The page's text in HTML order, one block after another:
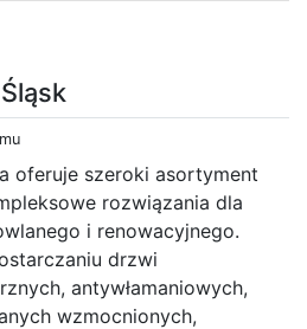
oferuje szeroki asortyment
rozwiązania dla
i renowacyjnego.
drzwi
antywłamaniowych,
wzmocnionych,